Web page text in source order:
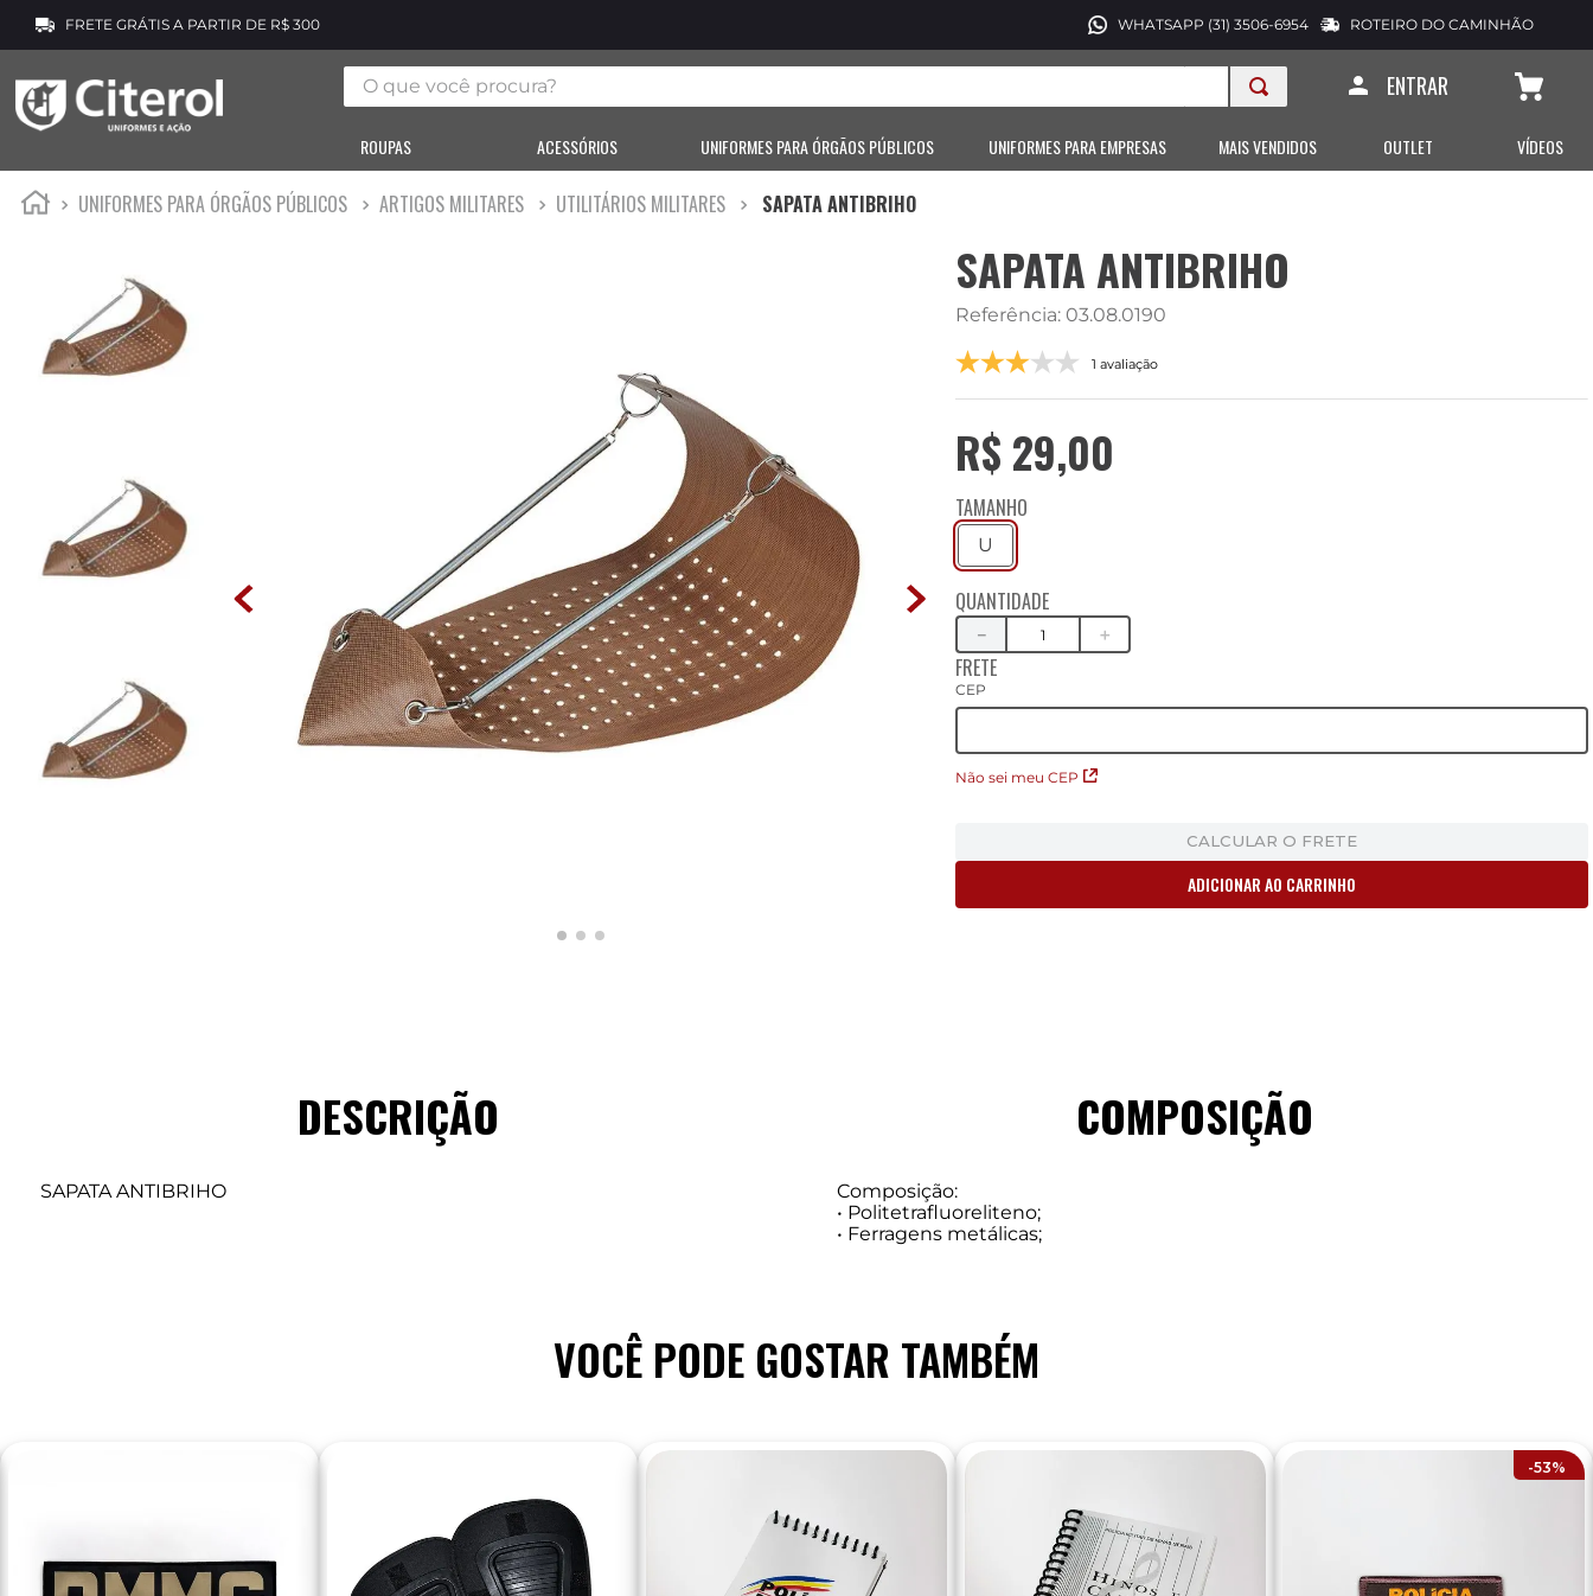
FRETE GRÁTIS A PARTIR DE R$ 300 WHATSAPP (31) 3506-6954 ROTEIRO DO CAMINHÃO
O que você procura? ENTRAR
ROUPAS ACESSÓRIOS UNIFORMES PARA ÓRGÃOS PÚBLICOS UNIFORMES PARA EMPRESAS MAIS VENDIDOS OUTLET VÍDEOS
UNIFORMES PARA ÓRGÃOS PÚBLICOS ARTIGOS MILITARES UTILITÁRIOS MILITARES SAPATA ANTIBRIHO
SAPATA ANTIBRIHO
Referência: 03.08.0190
1 avaliação
R$ 29,00
TAMANHO
U
QUANTIDADE
＋
－
FRETE
CEP
Não sei meu CEP
CALCULAR O FRETE
ADICIONAR AO CARRINHO
DESCRIÇÃO
SAPATA ANTIBRIHO
COMPOSIÇÃO
Composição:
• Politetrafluoreliteno;
• Ferragens metálicas;
VOCÊ PODE GOSTAR TAMBÉM
-53%